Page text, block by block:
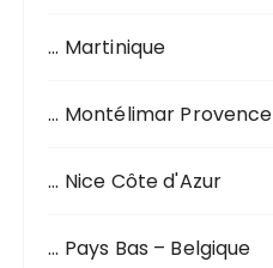
… Martinique
… Montélimar Provence
… Nice Côte d'Azur
… Pays Bas – Belgique